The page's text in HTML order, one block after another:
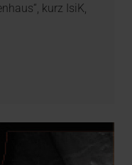
kurz IsiK,